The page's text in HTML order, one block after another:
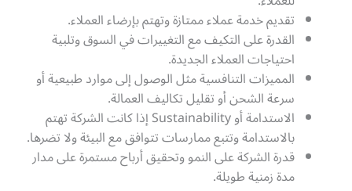
تقديم خدمة عملاء ممتازة وتهتم بإرضاء العملاء.
القدرة على التكيف مع التغييرات في السوق وتلبية
احتياجات العملاء الجديدة.
المميزات التنافسية مثل الوصول إلى موارد طبيعية أو
سرعة الشحن أو تقليل تكاليف العمالة.
الاستدامة أو Sustainability إذا كانت الشركة تهتم
بالاستدامة وتتبع ممارسات تتوافق مع البيئة ولا تضرها.
قدرة الشركة على النمو وتحقيق أرباح مستمرة على مدار
مدة زمنية طويلة.